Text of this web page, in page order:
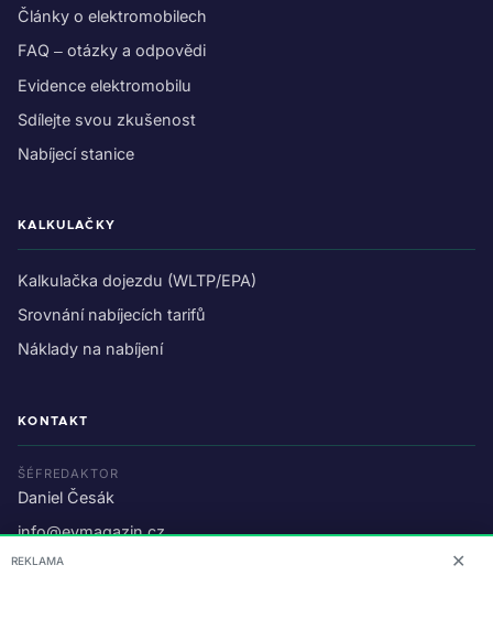
Články o elektromobilech
FAQ – otázky a odpovědi
Evidence elektromobilu
Sdílejte svou zkušenost
Nabíjecí stanice
KALKULAČKY
Kalkulačka dojezdu (WLTP/EPA)
Srovnání nabíjecích tarifů
Náklady na nabíjení
KONTAKT
ŠÉFREDAKTOR
Daniel Česák
info@evmagazin.cz
O nás
REKLAMA ✕